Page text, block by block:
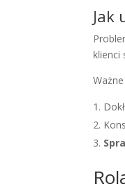
Jak
klienci